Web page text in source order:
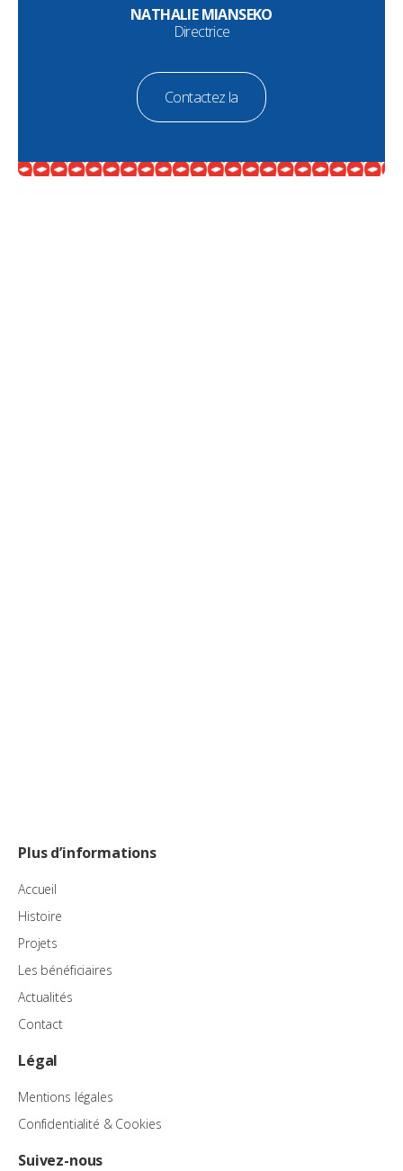
NATHALIE MIANSEKO
Directrice
Contactez la
Plus d’informations
Accueil
Histoire
Projets
Les bénéficiaires
Actualités
Contact
Légal
Mentions légales
Confidentialité & Cookies
Suivez-nous